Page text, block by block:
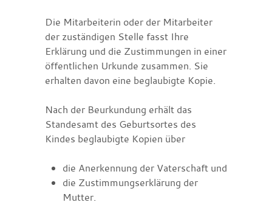
Die Mitarbeiterin oder der Mitarbeiter
der zuständigen Stelle fasst Ihre
Erklärung und die Zustimmungen in einer
öffentlichen Urkunde zusammen. Sie
erhalten davon eine beglaubigte Kopie.
Nach der Beurkundung erhält das
Standesamt des Geburtsortes des
Kindes beglaubigte Kopien über
die Anerkennung der Vaterschaft und
die Zustimmungserklärung der
Mutter.